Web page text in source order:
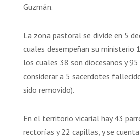
Guzmán.
La zona pastoral se divide en 5
cuales desempeñan su ministerio
los cuales 38 son diocesanos y
considerar a 5 sacerdotes
sido removido).
En el territorio vicarial hay 43
rectorías y 22 capillas, y se